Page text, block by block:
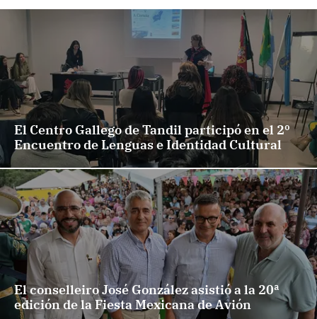
El Centro Gallego de Tandil participó en el 2º
Encuentro de Lenguas e Identidad Cultural
El conselleiro José González asistió a la 20ª
edición de la Fiesta Mexicana de Avión